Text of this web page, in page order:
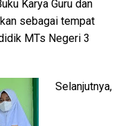
Karya Guru dan
sebagai tempat
MTs Negeri 3
Selanjutnya,